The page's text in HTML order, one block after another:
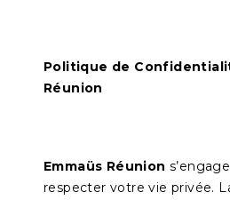
Politique de
Réunion
Emmaüs Réunion
respecter votre vie privée.